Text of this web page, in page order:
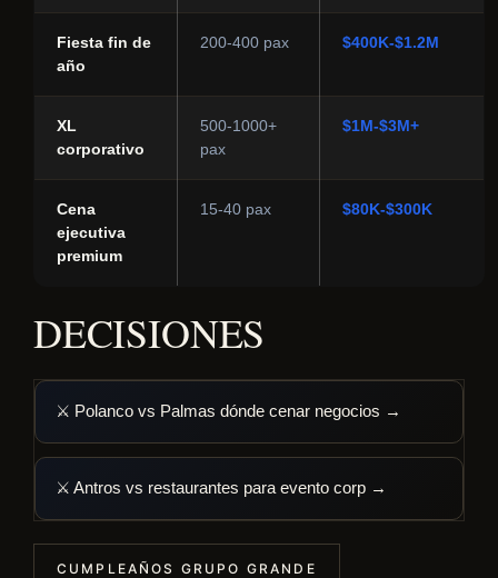
Fiesta fin de
año
200-400 pax $400K-$1.2M
XL
corporativo
500-1000+
pax
$1M-$3M+
Cena
ejecutiva
premium
15-40 pax $80K-$300K
DECISIONES
⚔️ Polanco vs Palmas dónde cenar negocios →
⚔️ Antros vs restaurantes para evento corp →
CUMPLEAÑOS GRUPO GRANDE